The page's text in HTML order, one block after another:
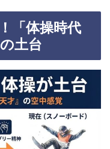
「体操時代
土台